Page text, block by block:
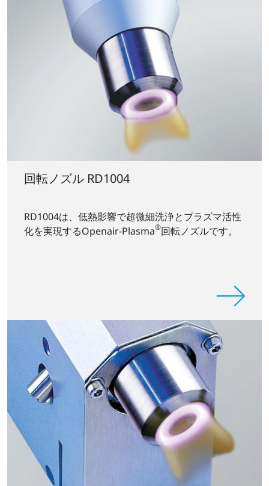
回転ノズル RD1004
RD1004は、低熱影響で超微細洗浄とプラズマ活性
化を実現するOpenair-Plasma®回転ノズルです。